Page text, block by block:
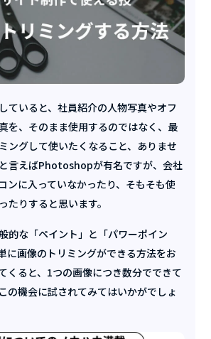
ていると、社員紹介の人物写真やオフ
を、そのまま使用するのではなく、最
ングして使いたくなること、ありませ
言えばPhotoshopが有名ですが、会社
ンに入っていなかったり、そもそも使
たりすると思います。
的な「ペイント」と「パワーポイン
に画像のトリミングができる方法をお
くると、1つの画像につき数分でできて
の機会に試されてみてはいかがでしょ